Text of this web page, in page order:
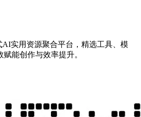
AI实用资源聚合平台，精选工具、模
能创作与效率提升。